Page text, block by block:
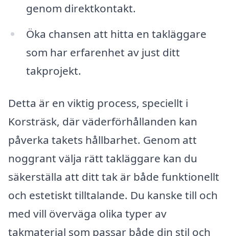
genom direktkontakt.
Öka chansen att hitta en takläggare
som har erfarenhet av just ditt
takprojekt.
Detta är en viktig process, speciellt i
Korsträsk, där väderförhållanden kan
påverka takets hållbarhet. Genom att
noggrant välja rätt takläggare kan du
säkerställa att ditt tak är både funktionellt
och estetiskt tilltalande. Du kanske till och
med vill överväga olika typer av
takmaterial som passar både din stil och